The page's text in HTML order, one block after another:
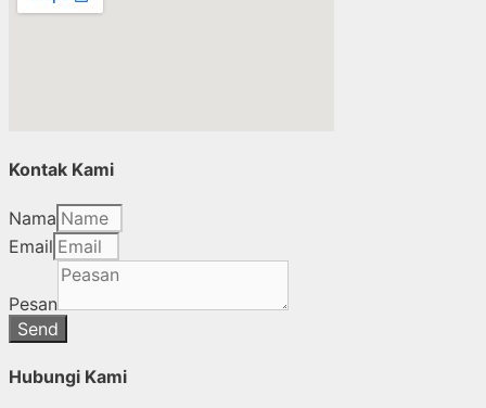
Kontak Kami
Nama
Email
Pesan
Send
Hubungi Kami